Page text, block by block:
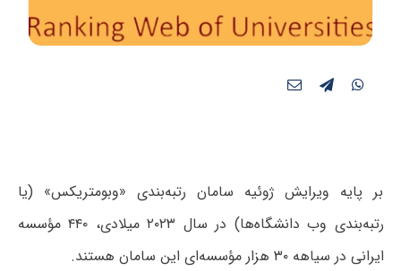
بر پایه ویرایش ژوئیه سامان رتبه‌بندی «وبومتریکس» (یا
رتبه‌بندی وب دانشگاه‌ها) در سال ۲۰۲۳ میلادی، ۴۴۰ مؤسسه
ایرانی در سیاهه ۳۰ هزار مؤسسه‌ای این سامان هستند.